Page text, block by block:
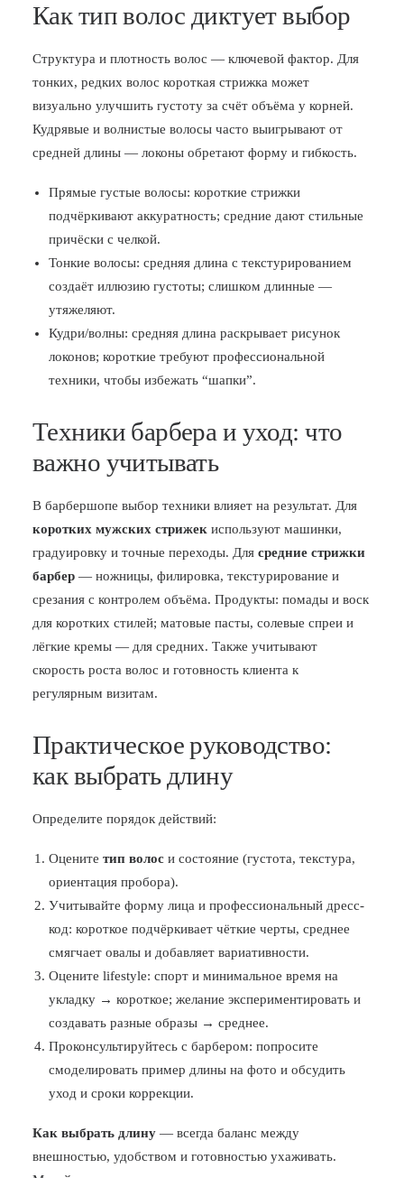
Как тип волос диктует выбор
Структура и плотность волос — ключевой фактор. Для
тонких, редких волос короткая стрижка может
визуально улучшить густоту за счёт объёма у корней.
Кудрявые и волнистые волосы часто выигрывают от
средней длины — локоны обретают форму и гибкость.
Прямые густые волосы: короткие стрижки
подчёркивают аккуратность; средние дают стильные
причёски с челкой.
Тонкие волосы: средняя длина с текстурированием
создаёт иллюзию густоты; слишком длинные —
утяжеляют.
Кудри/волны: средняя длина раскрывает рисунок
локонов; короткие требуют профессиональной
техники, чтобы избежать “шапки”.
Техники барбера и уход: что
важно учитывать
В барбершопе выбор техники влияет на результат. Для
коротких мужских стрижек используют машинки,
градуировку и точные переходы. Для средние стрижки
барбер — ножницы, филировка, текстурирование и
срезания с контролем объёма. Продукты: помады и воск
для коротких стилей; матовые пасты, солевые спреи и
лёгкие кремы — для средних. Также учитывают
скорость роста волос и готовность клиента к
регулярным визитам.
Практическое руководство:
как выбрать длину
Определите порядок действий:
Оцените тип волос и состояние (густота, текстура,
ориентация пробора).
Учитывайте форму лица и профессиональный дресс-
код: короткое подчёркивает чёткие черты, среднее
смягчает овалы и добавляет вариативности.
Оцените lifestyle: спорт и минимальное время на
укладку → короткое; желание экспериментировать и
создавать разные образы → среднее.
Проконсультируйтесь с барбером: попросите
смоделировать пример длины на фото и обсудить
уход и сроки коррекции.
Как выбрать длину — всегда баланс между
внешностью, удобством и готовностью ухаживать.